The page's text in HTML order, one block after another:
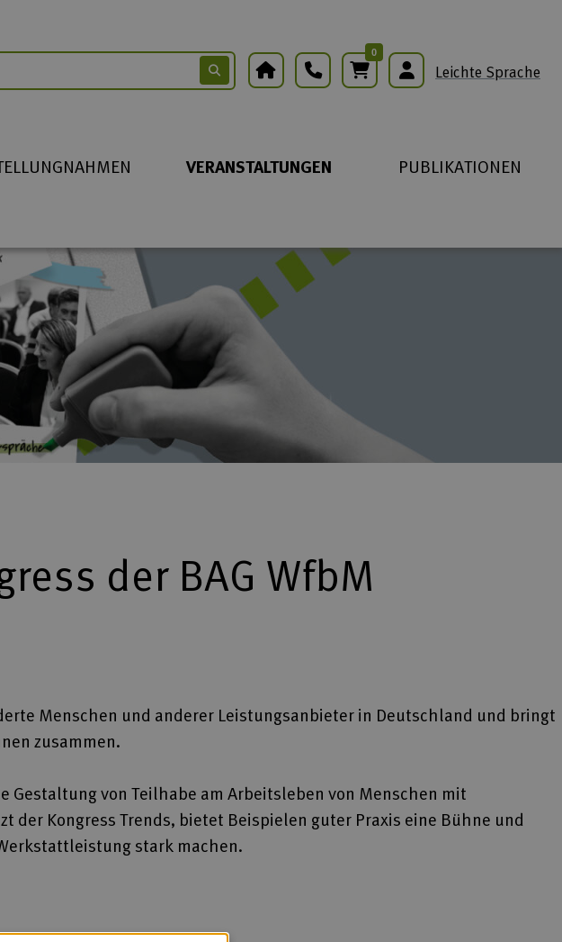
Warenkorb
0
Leichte Sprache
VERANSTALTUNGEN
PUBLIKATIONEN
der BAG WfbM
Menschen und anderer Leistungsanbieter in Deutschland und bringt
zusammen.
von Teilhabe am Arbeitsleben von Menschen mit
Kongress Trends, bietet Beispielen guter Praxis eine Bühne und
stark machen.